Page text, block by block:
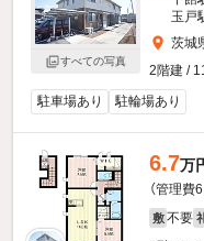
すべての写真
玉戸
茨城
2階建 /
駐車場あり
駐輪場あり
6.7万
（管理費
敷 不要